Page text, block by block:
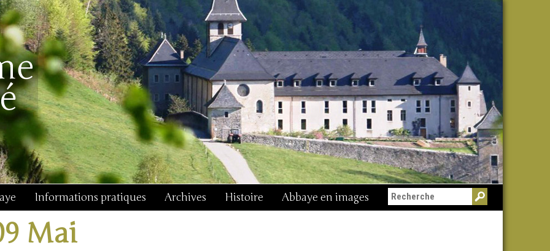
Informations pratiques Archives Histoire Abbaye en images
Mai